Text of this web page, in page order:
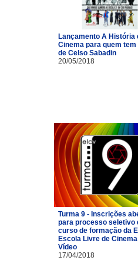
Lançamento A História
Cinema para quem
de Celso Sabadin
20/05/2018
Turma 9 - Inscrições
para processo seletivo
curso de formação da
Escola Livre de
Vídeo
17/04/2018